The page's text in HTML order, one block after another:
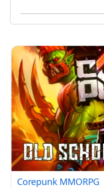
Corepunk MMORPG